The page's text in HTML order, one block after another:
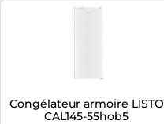
Congélateur armoire LISTO
CAL145-55hob5